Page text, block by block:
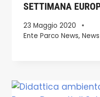
SETTIMANA
23 Maggio 2020
Ente Parco News, News